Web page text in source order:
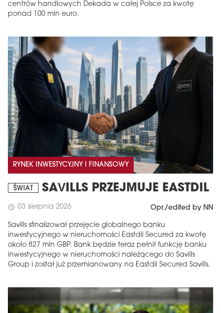
centrów handlowych Dekada w całej Polsce za kwotę
ponad 100 mln euro.
RYNEK INWESTYCYJNY I FINANSOWY
ŚWIAT SAVILLS PRZEJMUJE EASTDIL
schedule 03 sierpnia 2026 Opr./edited by NN
Savills sfinalizował przejęcie globalnego banku
inwestycyjnego w nieruchomości Eastdil Secured za kwotę
około 827 mln GBP. Bank będzie teraz pełnił funkcję banku
inwestycyjnego w nieruchomości należącego do Savills
Group i został już przemianowany na Eastdil Secured Savills.